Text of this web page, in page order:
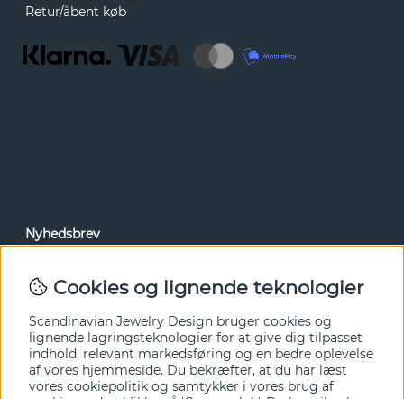
Retur/åbent køb
Nyhedsbrev
tilbud før alle andre. Tilmeld dig herunder.
Ja tak!
Cookies og lignende teknologier
Scandinavian Jewelry Design bruger cookies og
lignende lagringsteknologier for at give dig tilpasset
indhold, relevant markedsføring og en bedre oplevelse
af vores hjemmeside. Du bekræfter, at du har læst
vores cookiepolitik og samtykker i vores brug af